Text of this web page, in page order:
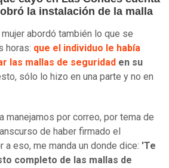
la instalación de la malla
abordó también lo que se
horas: que el individuo le había
las mallas de seguridad en su
sólo lo hizo en una parte y no en
manejamos por correo, por tema de
de haber firmado el
eso, me manda un donde dice: 'Te
completo de las mallas de